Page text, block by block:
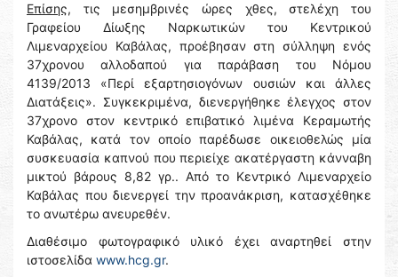
Επίσης, τις μεσημβρινές ώρες χθες, στελέχη του
Γραφείου Δίωξης Ναρκωτικών του Κεντρικού
Λιμεναρχείου Καβάλας, προέβησαν στη σύλληψη ενός
37χρονου αλλοδαπού για παράβαση του Νόμου
4139/2013 «Περί εξαρτησιογόνων ουσιών και άλλες
Διατάξεις». Συγκεκριμένα, διενεργήθηκε έλεγχος στον
37χρονο στον κεντρικό επιβατικό λιμένα Κεραμωτής
Καβάλας, κατά τον οποίο παρέδωσε οικειοθελώς μία
συσκευασία καπνού που περιείχε ακατέργαστη κάνναβη
μικτού βάρους 8,82 γρ.. Από το Κεντρικό Λιμεναρχείο
Καβάλας που διενεργεί την προανάκριση, κατασχέθηκε
το ανωτέρω ανευρεθέν.
Διαθέσιμο φωτογραφικό υλικό έχει αναρτηθεί στην
ιστοσελίδα www.hcg.gr.